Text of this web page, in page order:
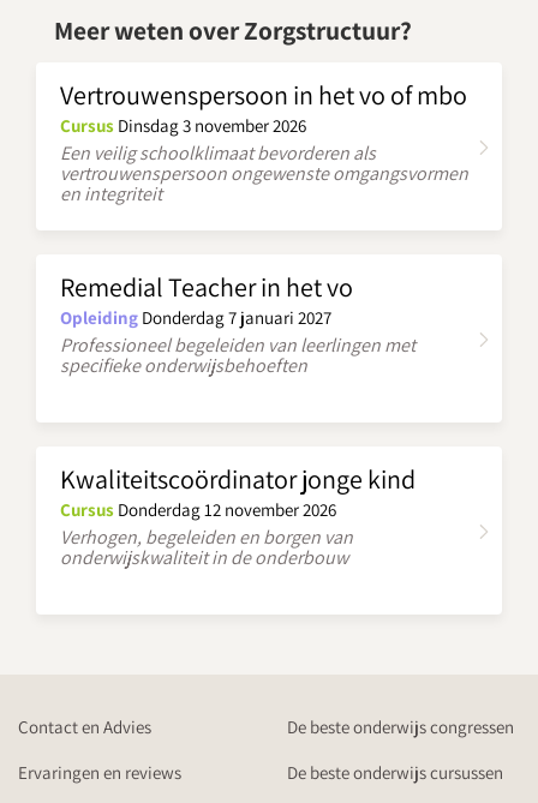
Meer weten over Zorgstructuur?
Vertrouwenspersoon in het vo of mbo
Cursus Dinsdag 3 november 2026
Een veilig schoolklimaat bevorderen als
vertrouwenspersoon ongewenste omgangsvormen
en integriteit
Remedial Teacher in het vo
Opleiding Donderdag 7 januari 2027
Professioneel begeleiden van leerlingen met
specifieke onderwijsbehoeften
Kwaliteitscoördinator jonge kind
Cursus Donderdag 12 november 2026
Verhogen, begeleiden en borgen van
onderwijskwaliteit in de onderbouw
Contact en Advies
De beste onderwijs congressen
Ervaringen en reviews
De beste onderwijs cursussen